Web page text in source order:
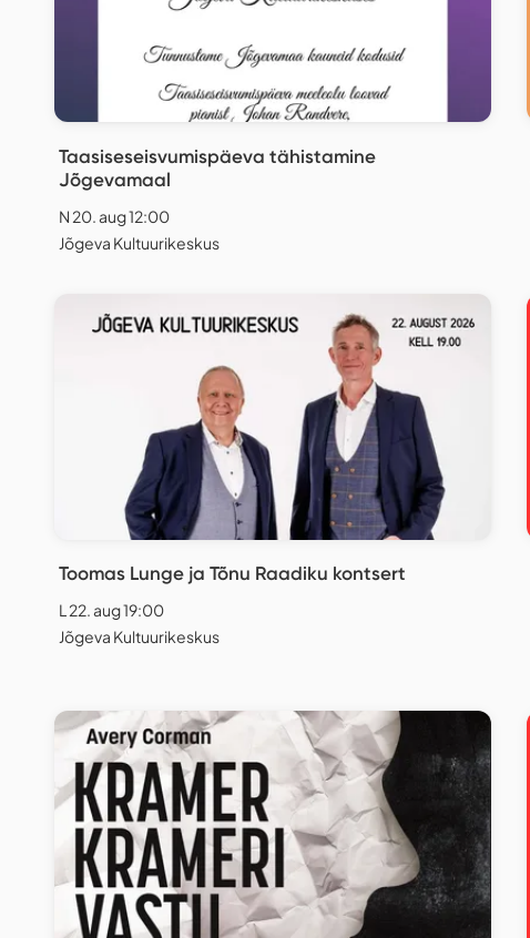
Taasiseseisvumispäeva tähistamine
Jõgevamaal
N 20. aug 12:00
Jõgeva Kultuurikeskus
Toomas Lunge ja Tõnu Raadiku kontsert
L 22. aug 19:00
Jõgeva Kultuurikeskus